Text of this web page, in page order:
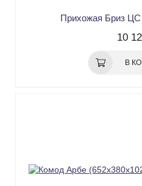
Прихожая Бриз ЦС
10
В